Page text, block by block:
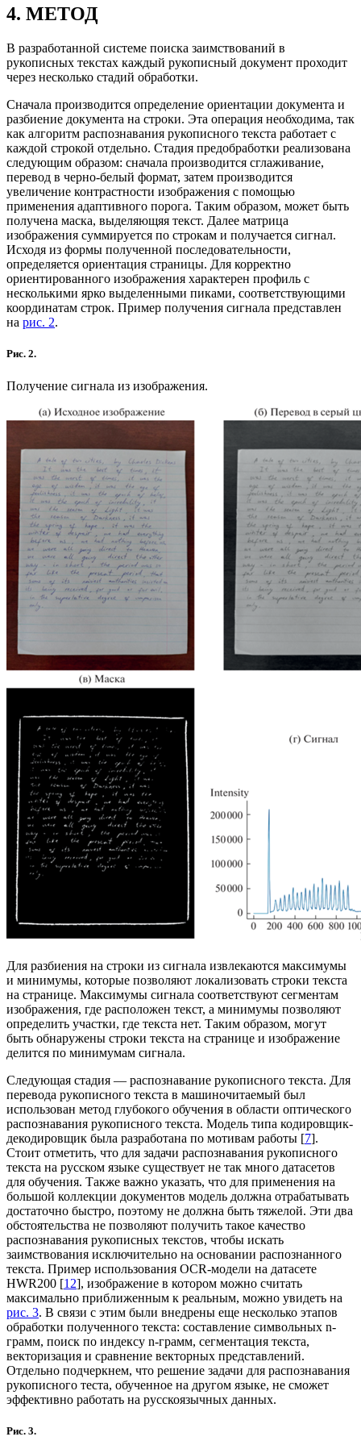
4. МЕТОД
В разработанной системе поиска заимствований в
рукописных текстах каждый рукописный документ проходит
через несколько стадий обработки.
Сначала производится определение ориентации документа и
разбиение документа на строки. Эта операция необходима, так
как алгоритм распознавания рукописного текста работает с
каждой строкой отдельно. Стадия предобработки реализована
следующим образом: сначала производится сглаживание,
перевод в черно-белый формат, затем производится
увеличение контрастности изображения с помощью
применения адаптивного порога. Таким образом, может быть
получена маска, выделяющяя текст. Далее матрица
изображения суммируется по строкам и получается сигнал.
Исходя из формы полученной последовательности,
определяется ориентация страницы. Для корректно
ориентированного изображения характерен профиль с
несколькими ярко выделенными пиками, соответствующими
координатам строк. Пример получения сигнала представлен
на рис. 2.
Рис. 2.
Получение сигнала из изображения.
Для разбиения на строки из сигнала извлекаются максимумы
и минимумы, которые позволяют локализовать строки текста
на странице. Максимумы сигнала соответствуют сегментам
изображения, где расположен текст, а минимумы позволяют
определить участки, где текста нет. Таким образом, могут
быть обнаружены строки текста на странице и изображение
делится по минимумам сигнала.
Следующая стадия — распознавание рукописного текста. Для
перевода рукописного текста в машиночитаемый был
использован метод глубокого обучения в области оптического
распознавания рукописного текста. Модель типа кодировщик-
декодировщик была разработана по мотивам работы [7].
Стоит отметить, что для задачи распознавания рукописного
текста на русском языке существует не так много датасетов
для обучения. Также важно указать, что для применения на
большой коллекции документов модель должна отрабатывать
достаточно быстро, поэтому не должна быть тяжелой. Эти два
обстоятельства не позволяют получить такое качество
распознавания рукописных текстов, чтобы искать
заимствования исключительно на основании распознанного
текста. Пример использования OCR-модели на датасете
HWR200 [12], изображение в котором можно считать
максимально приближенным к реальным, можно увидеть на
рис. 3. В связи с этим были внедрены еще несколько этапов
обработки полученного текста: составление символьных n-
грамм, поиск по индексу n-грамм, сегментация текста,
векторизация и сравнение векторных представлений.
Отдельно подчеркнем, что решение задачи для распознавания
рукописного теста, обученное на другом языке, не сможет
эффективно работать на русскоязычных данных.
Рис. 3.